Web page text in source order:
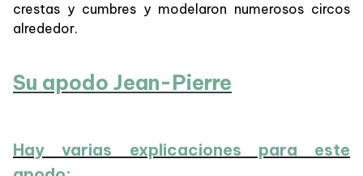
crestas y cumbres y modelaron numerosos circos
alrededor.
Su apodo Jean-Pierre
Hay varias explicaciones para este